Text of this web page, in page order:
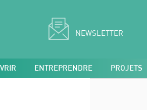
NEWSLETTER
ENTREPRENDRE PROJETS